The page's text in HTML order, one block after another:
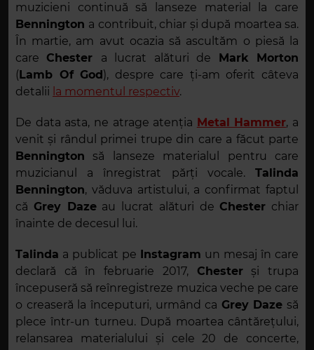
muzicieni continuă să lanseze material la care
Bennington a contribuit, chiar și după moartea sa.
În martie, am avut ocazia să ascultăm o piesă la
care Chester a lucrat alături de Mark Morton
(Lamb Of God), despre care ți-am oferit câteva
detalii la momentul respectiv.
De data asta, ne atrage atenția Metal Hammer, a
venit și rândul primei trupe din care a făcut parte
Bennington să lanseze materialul pentru care
muzicianul a înregistrat părți vocale. Talinda
Bennington, văduva artistului, a confirmat faptul
că Grey Dazeau lucrat alături de Chester chiar
înainte de decesul lui.
Talinda a publicat pe Instagram un mesaj în care
declară că în februarie 2017, Chesterși trupa
începuseră să reînregistreze muzica veche pe care
o creaseră la începuturi, urmând ca Grey Daze să
plece într-un turneu. După moartea cântărețului,
relansarea materialului și cele 20 de concerte,